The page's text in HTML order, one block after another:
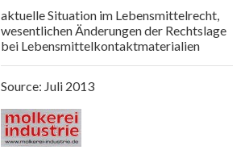
aktuelle Situation im Lebensmittelrecht,
wesentlichen Änderungen der Rechtslage
bei Lebensmittelkontaktmaterialien
Source: Juli 2013